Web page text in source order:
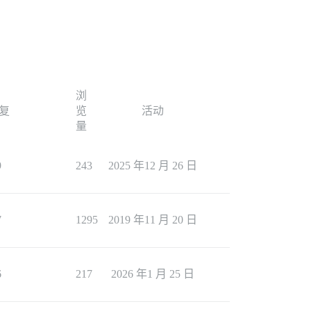
浏
览
量
活动
243 2025 年12 月 26 日
1295 2019 年11 月 20 日
217 2026 年1 月 25 日